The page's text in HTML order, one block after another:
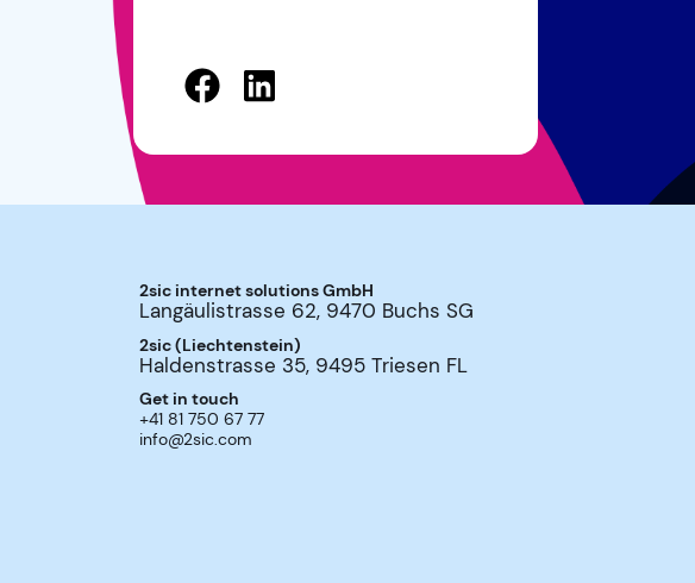
2sic internet solutions GmbH
Langäulistrasse 62, 9470 Buchs SG
2sic (Liechtenstein)
Haldenstrasse 35, 9495 Triesen FL
Get in touch
+41 81 750 67 77
info@2sic.com